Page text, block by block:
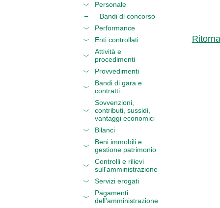
Personale
Bandi di concorso
Performance
Enti controllati
Attività e
procedimenti
Provvedimenti
Bandi di gara e
contratti
Sovvenzioni,
contributi, sussidi,
vantaggi economici
Bilanci
Beni immobili e
gestione patrimonio
Controlli e rilievi
sull'amministrazione
Servizi erogati
Pagamenti
dell'amministrazione